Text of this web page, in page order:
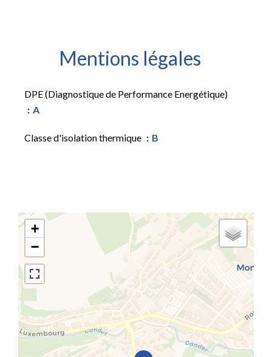
Mentions légales
DPE (Diagnostique de Performance Energétique)
A
Classe d'isolation thermique B
+
−